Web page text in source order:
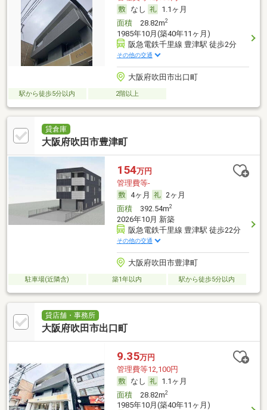
なし
1.1ヶ月
面積28.82m2
1985年10月(築40年11ヶ月)
阪急電鉄千里線 豊津駅 徒歩2分
その他の交通
大阪府吹田市出口町
駅から徒歩5分以内 2階以上
貸倉庫
大阪府吹田市豊津町
154万円
管理費等-
4ヶ月
2ヶ月
面積392.54m2
2026年10月 新築
阪急電鉄千里線 豊津駅 徒歩22分
その他の交通
大阪府吹田市豊津町
駐車場(近隣含) 築1年以内 駅から徒歩5分以内
貸店舗・事務所
大阪府吹田市出口町
9.35万円
管理費等12,100円
なし
1.1ヶ月
面積28.82m2
1985年10月(築40年11ヶ月)